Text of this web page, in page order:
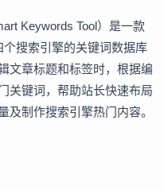
Keywords Tool）是一款
搜索引擎的关键词数据库
文章标题和标签时，根据编
关键词，帮助站长快速布局
及制作搜索引擎热门内容。